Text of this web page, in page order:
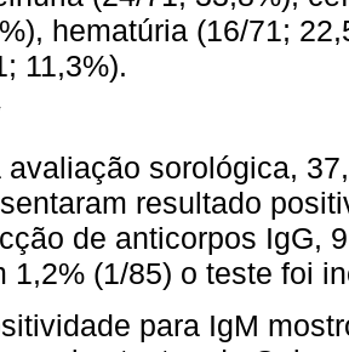
hematúria (16/71;
11,3%).
avaliação sorológica,
resultado
de anticorpos IgG,
1,2% (1/85) o teste foi
para IgM